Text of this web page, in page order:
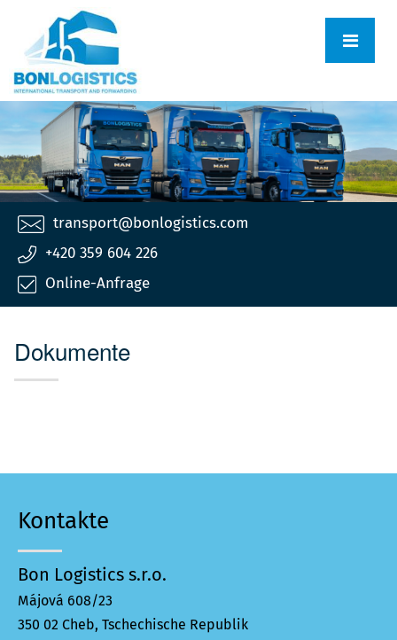
transport@bonlogistics.com
+420 359 604 226
Online-Anfrage
Dokumente
Kontakte
Bon Logistics s.r.o.
Májová 608/23
350 02 Cheb, Tschechische Republik